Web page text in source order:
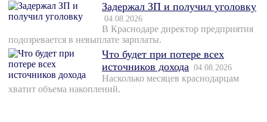
Задержал ЗП и получил уголовку
04.08.2026
В Краснодаре директор предприятия
подозревается в невыплате зарплаты.
Что будет при потере всех
источников дохода 04.08.2026
Насколько месяцев краснодарцам
хватит объема накоплений.